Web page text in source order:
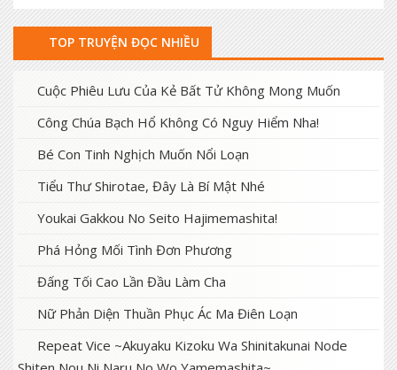
Chương 34
Chương 33 10 tháng trước
Chương 31 10 tháng trước
Chương 30
Chương 30
Chương 27 10 tháng trước
Chương 26
10 tháng trước
TOP TRUYỆN ĐỌC NHIỀU
Cuộc Phiêu Lưu Của Kẻ Bất Tử Không Mong Muốn
Công Chúa Bạch Hổ Không Có Nguy Hiểm Nha!
Bé Con Tinh Nghịch Muốn Nổi Loạn
Tiểu Thư Shirotae, Đây Là Bí Mật Nhé
Youkai Gakkou No Seito Hajimemashita!
Phá Hỏng Mối Tình Đơn Phương
Đấng Tối Cao Lần Đầu Làm Cha
Nữ Phản Diện Thuần Phục Ác Ma Điên Loạn
Repeat Vice ~Akuyaku Kizoku Wa Shinitakunai Node